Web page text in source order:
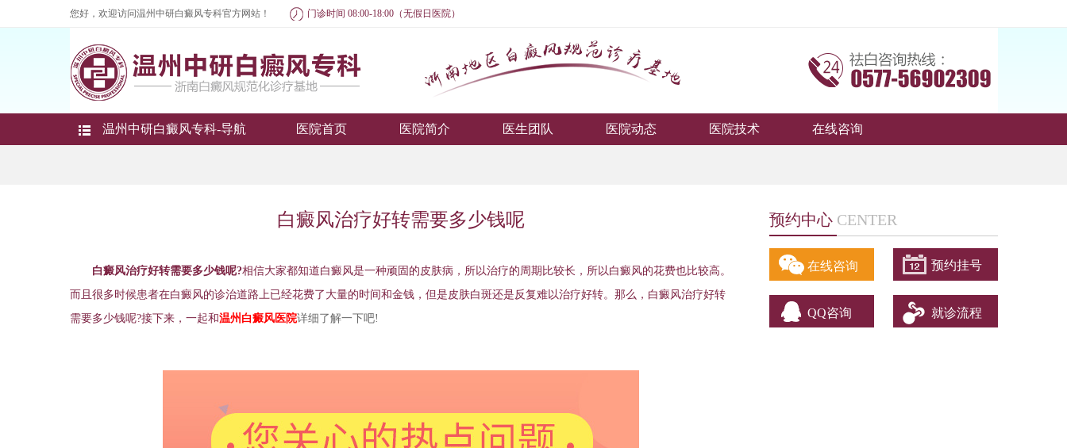
您好，欢迎访问温州中研白癜风专科官方网站！ 门诊时间 08:00-18:00（无假日医院）
温州中研白癜风专科-导航 医院首页 医院简介 医生团队 医院动态 医院技术 在线咨询
预约中心 CENTER
在线咨询 预约挂号
QQ咨询 就诊流程
白癜风治疗好转需要多少钱呢
白癜风治疗好转需要多少钱呢?相信大家都知道白癜风是一种顽固的皮肤病，所以治疗的周期比较长，所以白癜风的花费也比较高。
而且很多时候患者在白癜风的诊治道路上已经花费了大量的时间和金钱，但是皮肤白斑还是反复难以治疗好转。那么，白癜风治疗好转
需要多少钱呢?接下来，一起和温州白癜风医院详细了解一下吧!